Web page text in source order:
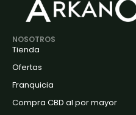
NOSOTROS
Tienda
Ofertas
Franquicia
Compra CBD al por mayor